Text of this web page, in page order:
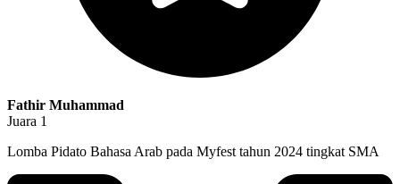
Fathir Muhammad
Juara 1
Lomba Pidato Bahasa Arab pada Myfest tahun 2024 tingkat SMA